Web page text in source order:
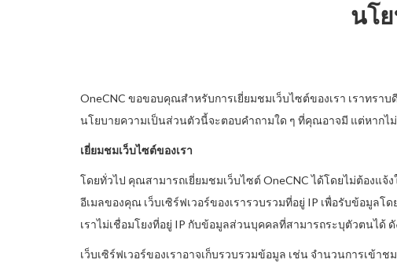
นโ
OneCNC ขอขอบคุณสำหรับการเยี่ยมชมเว็บไซต์ของเรา เราทรา
นโยบายความเป็นส่วนตัวนี้จะตอบคำถามใด ๆ ที่คุณอาจมี แต่หาก
เยี่ยมชมเว็บไซต์ของเรา
โดยทั่วไป คุณสามารถเยี่ยมชมเว็บไซต์ OneCNC ได้โดยไม่ต้องแ
อีเมลของคุณ เว็บเซิร์ฟเวอร์ของเรารวบรวมที่อยู่ IP เพื่อรับข้อมูล
เราไม่เชื่อมโยงที่อยู่ IP กับข้อมูลส่วนบุคคลที่สามารถระบุตัวตนได้
เว็บเซิร์ฟเวอร์ของเราอาจเก็บรวบรวมข้อมูล เช่น จำนวนการเข้